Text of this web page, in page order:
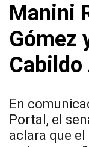
Manini
Gómez
En
Portal, el
aclara que